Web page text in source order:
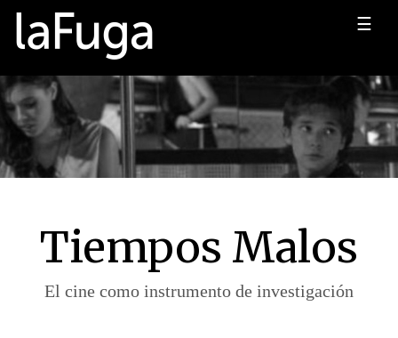
☰
Tiempos Malos
El cine como instrumento de investigación